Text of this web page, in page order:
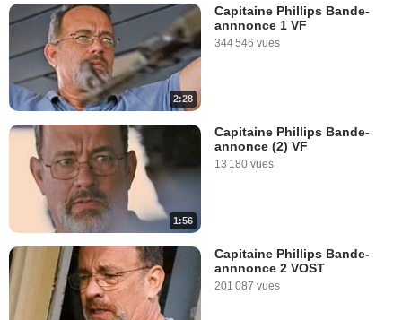
2:28
Capitaine Phillips Bande-
annnonce 1 VF
344 546 vues
1:56
Capitaine Phillips Bande-
annonce (2) VF
13 180 vues
Capitaine Phillips Bande-
annnonce 2 VOST
201 087 vues